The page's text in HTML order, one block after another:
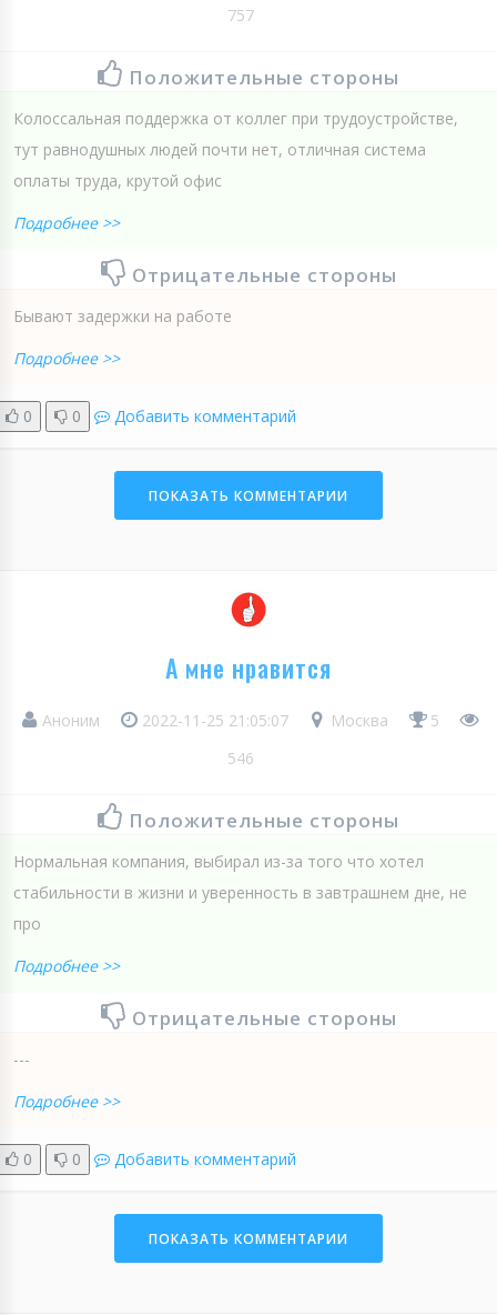
757
Положительные стороны
Колоссальная поддержка от коллег при трудоустройстве,
тут равнодушных людей почти нет, отличная система
оплаты труда, крутой офис
Подробнее >>
Отрицательные стороны
Бывают задержки на работе
Подробнее >>
0 0 Добавить комментарий
ПОКАЗАТЬ КОММЕНТАРИИ
А мне нравится
Аноним 2022-11-25 21:05:07 Москва
5
546
Положительные стороны
Нормальная компания, выбирал из-за того что хотел
стабильности в жизни и уверенность в завтрашнем дне, не
про
Подробнее >>
Отрицательные стороны
---
Подробнее >>
0 0 Добавить комментарий
ПОКАЗАТЬ КОММЕНТАРИИ